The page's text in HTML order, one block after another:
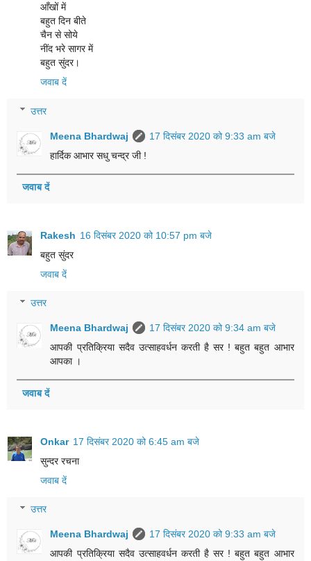
आँखों में
बहुत दिन बीते
चैन से सोये
नींद भरे सागर में
बहुत सुंदर।
जवाब दें
उत्तर
Meena Bhardwaj
17 दिसंबर 2020 को 9:33 am बजे
हार्दिक आभार सधु चन्द्र जी !
जवाब दें
Rakesh 16 दिसंबर 2020 को 10:57 pm बजे
बहुत सुंदर
जवाब दें
उत्तर
Meena Bhardwaj
17 दिसंबर 2020 को 9:34 am बजे
आपकी प्रतिक्रिया सदैव उत्साहवर्धन करती है सर ! बहुत बहुत आभार
आपका ।
जवाब दें
Onkar 17 दिसंबर 2020 को 6:45 am बजे
सुन्दर रचना
जवाब दें
उत्तर
Meena Bhardwaj
17 दिसंबर 2020 को 9:33 am बजे
आपकी प्रतिक्रिया सदैव उत्साहवर्धन करती है सर ! बहुत बहुत आभार